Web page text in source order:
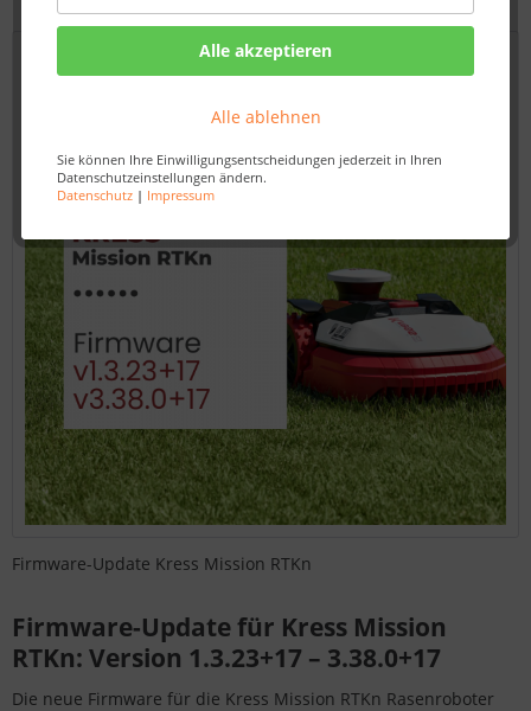
Alle akzeptieren
Alle ablehnen
Sie können Ihre Einwilligungsentscheidungen jederzeit in Ihren
Datenschutzeinstellungen ändern.
Datenschutz| Impressum
Firmware-Update Kress Mission RTKn
Firmware-Update für Kress Mission
RTKn: Version 1.3.23+17 – 3.38.0+17
Die neue Firmware für die Kress Mission RTKn Rasenroboter